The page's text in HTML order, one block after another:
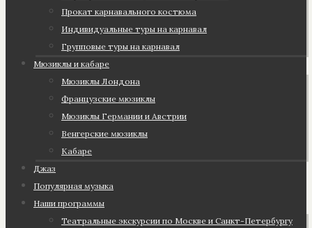
Прокат карнавального костюма
Индивидуальные туры на карнавал
Групповые туры на карнавал
Мюзиклы и кабаре
Мюзиклы Лондона
Французские мюзиклы
Мюзиклы Германии и Австрии
Венгерские мюзиклы
Кабаре
Джаз
Популярная музыка
Наши программы
Театральные экскурсии по Москве и Санкт-Петербургу